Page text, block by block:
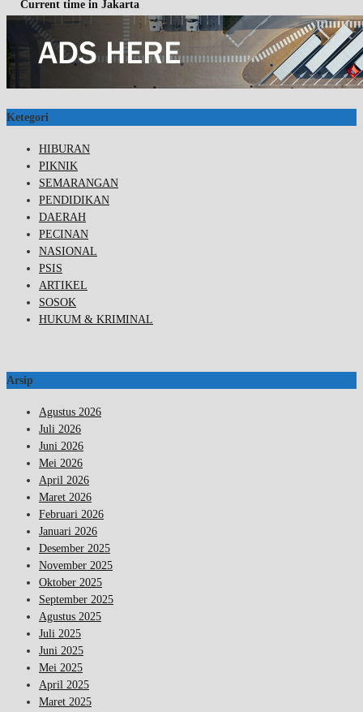
Current time in Jakarta
Ketegori
HIBURAN
PIKNIK
SEMARANGAN
PENDIDIKAN
DAERAH
PECINAN
NASIONAL
PSIS
ARTIKEL
SOSOK
HUKUM & KRIMINAL
Arsip
Agustus 2026
Juli 2026
Juni 2026
Mei 2026
April 2026
Maret 2026
Februari 2026
Januari 2026
Desember 2025
November 2025
Oktober 2025
September 2025
Agustus 2025
Juli 2025
Juni 2025
Mei 2025
April 2025
Maret 2025